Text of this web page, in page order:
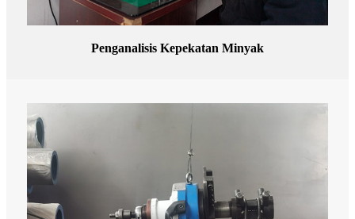
Penganalisis Kepekatan Minyak